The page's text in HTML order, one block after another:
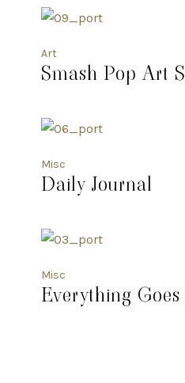
Art
Smash Pop Art
Misc
Daily Journal
Misc
Everything